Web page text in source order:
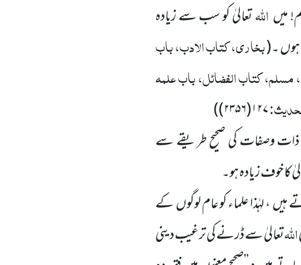
میں اللہتعالیٰ کو سب سے زیادہ
۔(بخاری، کتاب الادب، باب
، مسلم، کتاب الفضائل، باب علمہ
۱۲۷(۲۳۵۶)
)
ذات وصفات کی صحیح طریقے سے
کا خوف زیادہ ہو۔
ہیں، لہٰذا علماء کو عام لوگوںکے
اللہتعالیٰ سے ڈرنے کی ترغیب دینی